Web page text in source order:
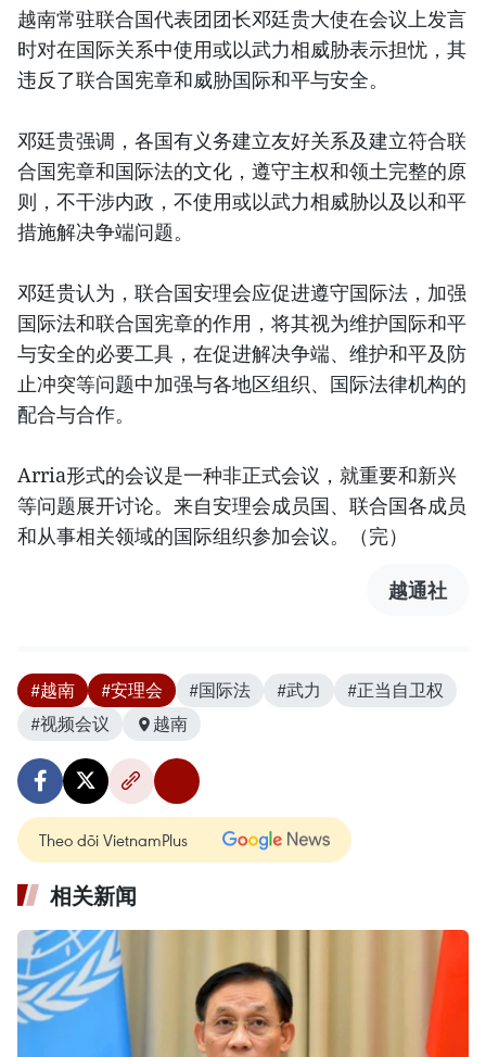
越南常驻联合国代表团团长邓廷贵大使在会议上发言
时对在国际关系中使用或以武力相威胁表示担忧，其
违反了联合国宪章和威胁国际和平与安全。
邓廷贵强调，各国有义务建立友好关系及建立符合联
合国宪章和国际法的文化，遵守主权和领土完整的原
则，不干涉内政，不使用或以武力相威胁以及以和平
措施解决争端问题。
邓廷贵认为，联合国安理会应促进遵守国际法，加强
国际法和联合国宪章的作用，将其视为维护国际和平
与安全的必要工具，在促进解决争端、维护和平及防
止冲突等问题中加强与各地区组织、国际法律机构的
配合与合作。
Arria形式的会议是一种非正式会议，就重要和新兴
等问题展开讨论。来自安理会成员国、联合国各成员
和从事相关领域的国际组织参加会议。（完）
越通社
#越南 #安理会 #国际法 #武力
#正当自卫权
#视频会议
越南
Theo dõi VietnamPlus
相关新闻